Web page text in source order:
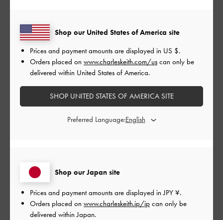
もっと見る
このレビューは役に立ちましたか？
友達への誕生日プレゼントに購入しました。ネットでカバンを
買うのが不安でしたが届いたのをみたらすごくちょうどいいサ
イズ感でした！
Shop our Japan site
Prices and payment amounts are displayed inJPY ¥.
Orders placed on www.charleskeith.jp/jp can only be
delivered within Japan.
Shop our United States of America site
Prices and payment amounts are displayed in US $.
Orders placed on www.charleskeith.com/us can only be
delivered within United States of America.
SHOP UNITED STATES OF AMERICA SITE
Preferred Language: